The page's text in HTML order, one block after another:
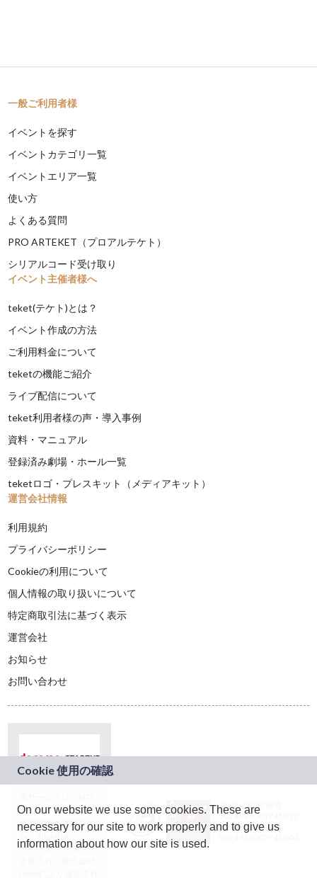
一般ご利用者様
イベントを探す
イベントカテゴリ一覧
イベントエリア一覧
使い方
よくある質問
PRO ARTEKET（プロアルテケト）
シリアルコード受け取り
イベント主催者様へ
teket(テケト)とは？
イベント作成の方法
ご利用料金について
teketの機能ご紹介
ライブ配信について
teket利用者様の声・導入事例
資料・マニュアル
登録済み劇場・ホール一覧
teketロゴ・プレスキット（メディアキット）
運営会社情報
利用規約
プライバシーポリシー
Cookieの利用について
個人情報の取り扱いについて
特定商取引法に基づく表示
運営会社
お知らせ
お問い合わせ
ドコモグループの新
規事業創出プログラ
ム「docomo
STARTUP」を通じて
JASRAC許諾番号：
9024936001Y45037
JASRAC許諾番号：
On our website we use some cookies. These are
necessary for our site to work properly and to give us
information about how our site is used.